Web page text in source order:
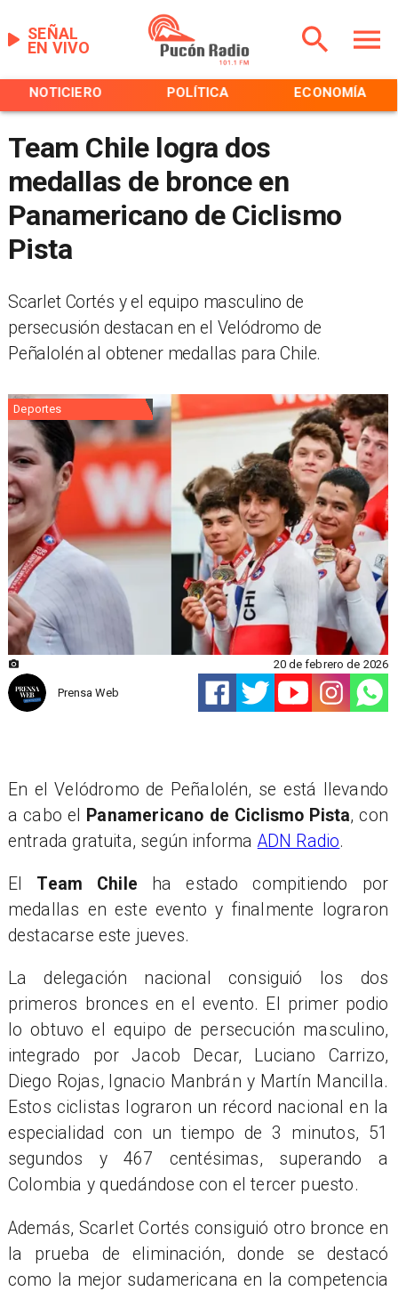
EN VIVO
SEÑAL
NOTICIERO POLÍTICA ECONOMÍA
Team Chile logra dos
medallas de bronce en
Panamericano de Ciclismo
Pista
Scarlet Cortés y el equipo masculino de
persecusión destacan en el Velódromo de
Peñalolén al obtener medallas para Chile.
Deportes
Prensa Web
20 de febrero de 2026
En el Velódromo de Peñalolén, se está llevando
a cabo el
Panamericano de Ciclismo Pista, con
entrada gratuita, según informa ADN Radio.
El Team Chile ha estado compitiendo por
medallas en este evento y finalmente lograron
destacarse este jueves.
La delegación nacional consiguió los dos
primeros bronces en el evento. El primer podio
lo obtuvo el equipo de persecución masculino,
integrado por Jacob Decar, Luciano Carrizo,
Diego Rojas, Ignacio Manbrán y Martín Mancilla.
Estos ciclistas lograron un récord nacional en la
especialidad con un tiempo de 3 minutos, 51
segundos y 467 centésimas, superando a
Colombia y quedándose con el tercer puesto.
Además, Scarlet Cortés consiguió otro bronce en
la prueba de eliminación, donde se destacó
como la mejor sudamericana en la competencia